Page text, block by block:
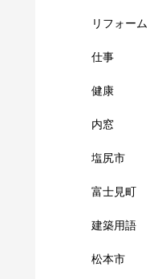
リフォーム
仕事
健康
内窓
塩尻市
富士見町
建築用語
松本市